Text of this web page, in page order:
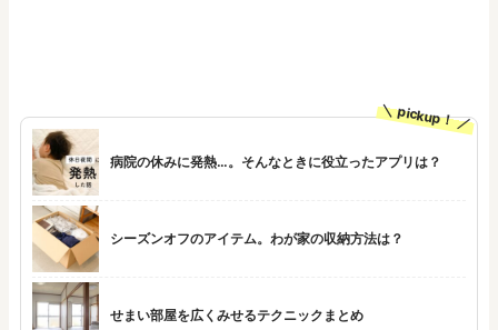
pickup！
病院の休みに発熱…。そんなときに役立ったアプリは？
シーズンオフのアイテム。わが家の収納方法は？
せまい部屋を広くみせるテクニックまとめ